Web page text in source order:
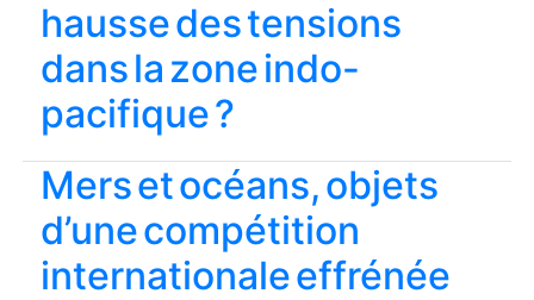
hausse des tensions
dans la zone indo-
pacifique ?
Mers et océans, objets
d’une compétition
internationale effrénée